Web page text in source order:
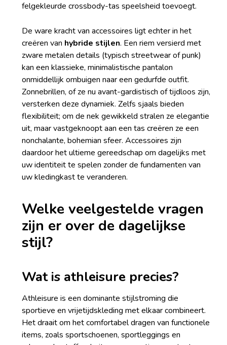
felgekleurde crossbody-tas speelsheid toevoegt.
De ware kracht van accessoires ligt echter in het
creëren van hybride stijlen. Een riem versierd met
zware metalen details (typisch streetwear of punk)
kan een klassieke, minimalistische pantalon
onmiddellijk ombuigen naar een gedurfde outfit.
Zonnebrillen, of ze nu avant-gardistisch of tijdloos zijn,
versterken deze dynamiek. Zelfs sjaals bieden
flexibiliteit; om de nek gewikkeld stralen ze elegantie
uit, maar vastgeknoopt aan een tas creëren ze een
nonchalante, bohemian sfeer. Accessoires zijn
daardoor het ultieme gereedschap om dagelijks met
uw identiteit te spelen zonder de fundamenten van
uw kledingkast te veranderen.
Welke veelgestelde vragen
zijn er over de dagelijkse
stijl?
Wat is athleisure precies?
Athleisure is een dominante stijlstroming die
sportieve en vrijetijdskleding met elkaar combineert.
Het draait om het comfortabel dragen van functionele
items, zoals sportschoenen, sportleggings en